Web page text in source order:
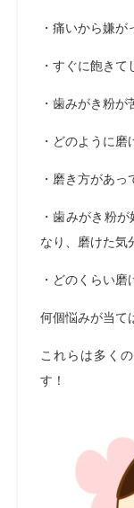
・痛いから嫌
・すぐに飽きて
・歯みがき粉が
・どのように
・磨き方があっ
・歯みがき粉
なり、磨けた気
・どのくらい
何個悩みが当て
これらは多く
す！